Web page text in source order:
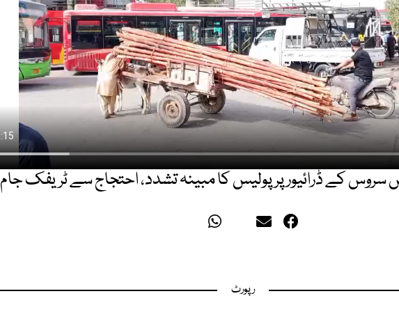
سروس کے ڈرائیور پر پولیس کا مبینہ تشدد، احتجاج سے ٹریفک جام
رپورٹ